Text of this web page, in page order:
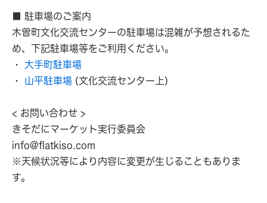
■ 駐車場のご案内
木曽町文化交流センターの駐車場は混雑が予想されるた
め、下記駐車場等をご利用ください。
・ 大手町駐車場
・ 山平駐車場 (文化交流センター上)
< お問い合わせ >
きそだにマーケット実行委員会
info@flatkiso.com
※天候状況等により内容に変更が生じることもありま
す。